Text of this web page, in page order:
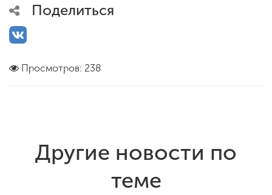
Поделиться
Просмотров: 238
Другие новости по
теме